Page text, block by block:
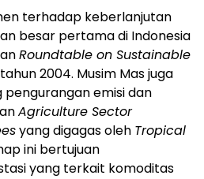
terhadap keberlanjutan
besar pertama di Indonesia
Roundtable on Sustainable
2004. Musim Mas juga
pengurangan emisi dan
Agriculture Sector
yang digagas oleh Tropical
ini bertujuan
yang terkait komoditas